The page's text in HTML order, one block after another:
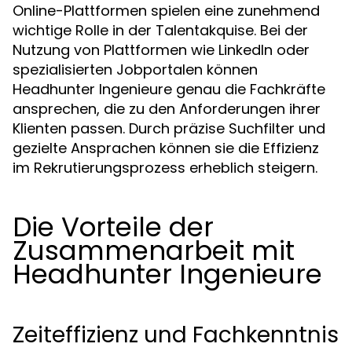
Online-Plattformen spielen eine zunehmend
wichtige Rolle in der Talentakquise. Bei der
Nutzung von Plattformen wie LinkedIn oder
spezialisierten Jobportalen können
Headhunter Ingenieure genau die Fachkräfte
ansprechen, die zu den Anforderungen ihrer
Klienten passen. Durch präzise Suchfilter und
gezielte Ansprachen können sie die Effizienz
im Rekrutierungsprozess erheblich steigern.
Die Vorteile der
Zusammenarbeit mit
Headhunter Ingenieure
Zeiteffizienz und Fachkenntnis